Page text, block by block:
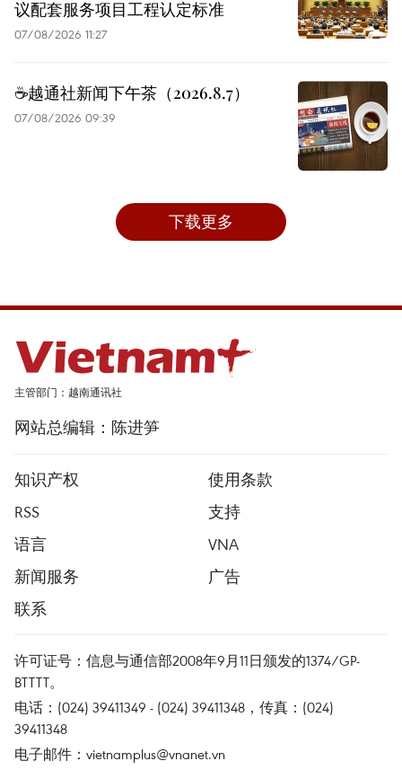
议配套服务项目工程认定标准
07/08/2026 11:27
☕️越通社新闻下午茶（2026.8.7）
07/08/2026 09:39
下载更多
主管部门：越南通讯社
网站总编辑：陈进笋
知识产权
使用条款
RSS
支持
语言
VNA
新闻服务
广告
联系
许可证号：信息与通信部2008年9月11日颁发的1374/GP-
BTTTT。
电话：(024) 39411349 - (024) 39411348，传真：(024)
39411348
电子邮件： vietnamplus@vnanet.vn